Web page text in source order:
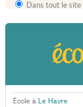
Dans tout le site
École à Le Havre